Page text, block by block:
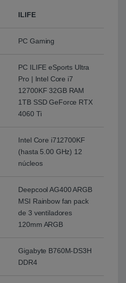
ILIFE
PC Gaming
PC ILIFE eSports Ultra
Pro | Intel Core i7
12700KF 32GB RAM
1TB SSD GeForce RTX
4060 Ti
Intel Core i712700KF
(hasta 5.00 GHz) 12
núcleos
Deepcool AG400 ARGB
MSI Rainbow fan pack
de 3 ventiladores
120mm ARGB
Gigabyte B760M-DS3H
DDR4